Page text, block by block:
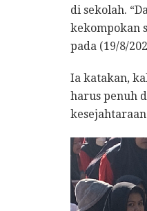
di sekolah.
kekompokan
pada (19/8/
Ia katakan,
harus penuh